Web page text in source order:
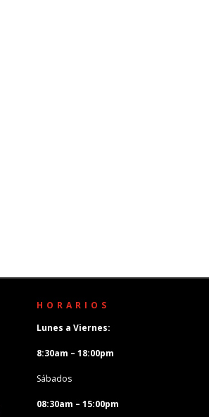
HORARIOS
Lunes a Viernes:
8:30am – 18:00pm
Sábados
08:30am – 15:00pm